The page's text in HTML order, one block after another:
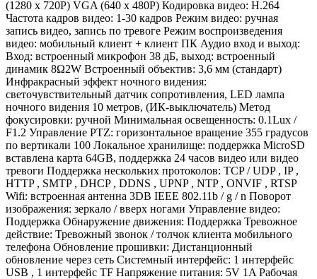
(1280 x 720P) VGA (640 x 480P) Кодировка видео: H.264
Частота кадров видео: 1-30 кадров Режим видео: ручная
запись видео, запись по тревоге Режим воспроизведения
видео: мобильный клиент + клиент ПК Аудио вход и выход:
Вход: встроенный микрофон 38 дБ, выход: встроенный
динамик 8Ω2W Встроенный объектив: 3,6 мм (стандарт)
Инфракрасный эффект ночного видения:
светочувствительный датчик сопротивления, LED лампа
ночного видения 10 метров, (ИК-выключатель) Метод
фокусировки: ручной Минимальная освещенность: 0.1Lux /
F1.2 Управление PTZ: горизонтальное вращение 355 градусов
по вертикали 100 Локальное хранилище: поддержка MicroSD
вставлена карта 64GB, поддержка 24 часов видео или видео
тревоги Поддержка нескольких протоколов: TCP / UDP, IP,
HTTP, SMTP, DHCP, DDNS , UPNP, NTP, ONVIF , RTSP
Wifi: встроенная антенна 3DB IEEE 802.11b / g / n Поворот
изображения: зеркало / вверх ногами Управление видео:
Поддержка Обнаружение движения: Поддержка Тревожное
действие: Тревожный звонок / толчок клиента мобильного
телефона Обновление прошивки: Дистанционный
обновление через сеть Системный интерфейс: 1 интерфейс
USB , 1 интерфейс TF Напряжение питания: 5V 1A Рабочая